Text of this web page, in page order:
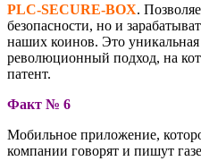
PLC-SECURE-BOX.
безопасности, но и
наших коинов. Это уникальная
революционный подход, на
патент.
Факт № 6
Мобильное приложение,
компании говорят и пишут